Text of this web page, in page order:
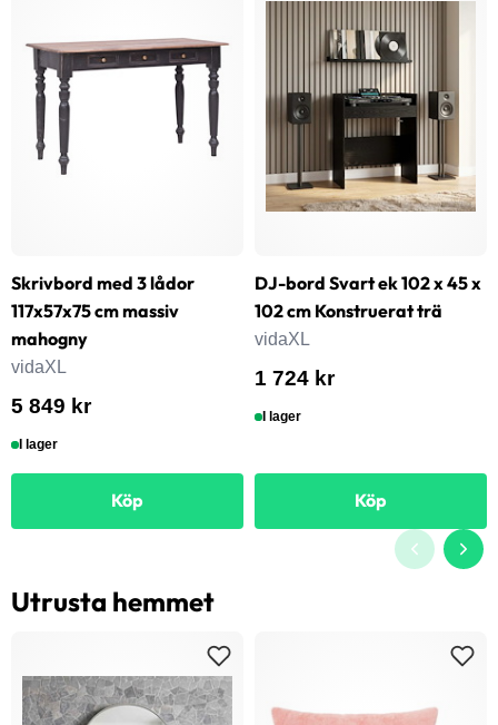
Skrivbord med 3 lådor
117x57x75 cm massiv
mahogny
vidaXL
5 849 kr
I lager
Köp
DJ-bord Svart ek 102 x 45 x
102 cm Konstruerat trä
vidaXL
1 724 kr
I lager
Köp
Utrusta hemmet